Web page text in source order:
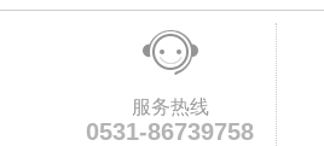
服务热线
0531-86739758